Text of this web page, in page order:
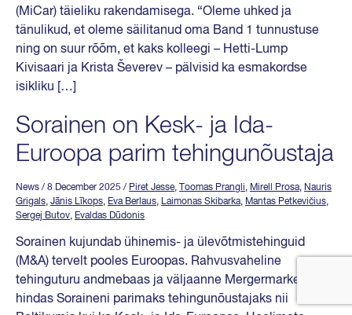
(MiCar) täieliku rakendamisega. “Oleme uhked ja
tänulikud, et oleme säilitanud oma Band 1 tunnustuse
ning on suur rõõm, et kaks kolleegi – Hetti-Lump
Kivisaari ja Krista Ševerev – pälvisid ka esmakordse
isikliku […]
Sorainen on Kesk- ja Ida-
Euroopa parim tehingunõustaja
News / 8 December 2025 / Piret Jesse, Toomas Prangli, Mirell Prosa, Nauris
Grigals, Jānis Līkops, Eva Berlaus, Laimonas Skibarka, Mantas Petkevičius,
Sergej Butov, Evaldas Dūdonis
Sorainen kujundab ühinemis- ja ülevõtmistehinguid
(M&A) tervelt pooles Euroopas. Rahvusvaheline
tehinguturu andmebaas ja väljaanne Mergermarket
hindas Soraineni parimaks tehingunõustajaks nii